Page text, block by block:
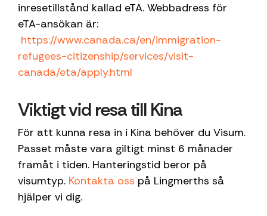
inresetillstånd kallad eTA. Webbadress för
eTA-ansökan är:
https://www.canada.ca/en/immigration-
refugees-citizenship/services/visit-
canada/eta/apply.html
Viktigt vid resa till Kina
För att kunna resa in i Kina behöver du Visum.
Passet måste vara giltigt minst 6 månader
framåt i tiden. Hanteringstid beror på
visumtyp. Kontakta oss på Lingmerths så
hjälper vi dig.